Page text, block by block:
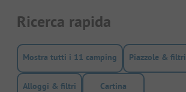
Ricerca rapida
Mostra tutti i 11 camping Piazzole & filtri
Alloggi & filtri Cartina